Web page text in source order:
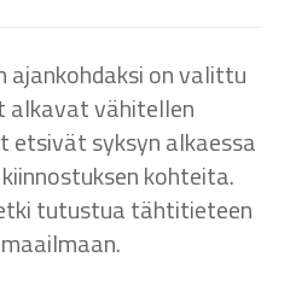
on valittu
alkavat vähitellen
etsivät syksyn alkaessa
kohteita.
tutustua tähtitieteen